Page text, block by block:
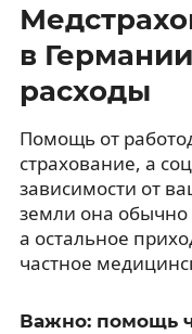
в
расходы
Помощь от
страхование, а
зависимости от
земли она обычно
а остальное
частное
Важно: помощь